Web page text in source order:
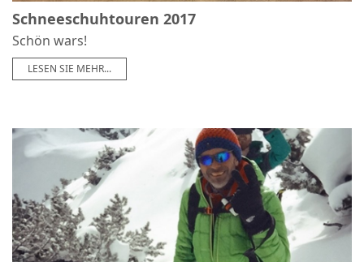
Schneeschuhtouren 2017
Schön wars!
LESEN SIE MEHR...